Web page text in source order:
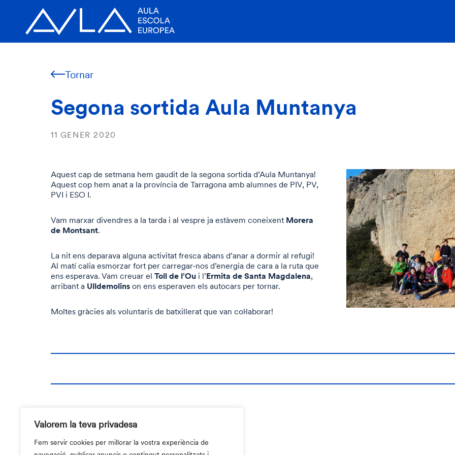
Valorem la teva privadesa
Fem servir cookies per millorar la vostra experiència de
Tornar
Segona sortida Aula Muntanya
11 GENER 2020
Aquest cap de setmana hem gaudit de la segona sortida d’Aula Muntanya!
Aquest cop hem anat a la província de Tarragona amb alumnes de PIV, PV,
PVI i ESO I.
Vam marxar divendres a la tarda i al vespre ja estàvem coneixent Morera
de Montsant.
La nit ens deparava alguna activitat fresca abans d’anar a dormir al refugi!
Al matí calia esmorzar fort per carregar-nos d’energia de cara a la ruta que
ens esperava. Vam creuar el Toll de l’Ou i l’Ermita de Santa Magdalena,
arribant a Ulldemolins on ens esperaven els autocars per tornar.
Moltes gràcies als voluntaris de batxillerat que van col·laborar!